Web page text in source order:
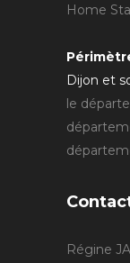
Home
Dijon et
le
Régine